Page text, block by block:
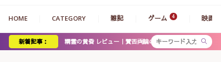
HOME CATEGORY 雑記 ゲーム 映画
新着記事：
精霊の黄昏 レビュー｜賛否両論の意欲作が描く人間と魔族の物語